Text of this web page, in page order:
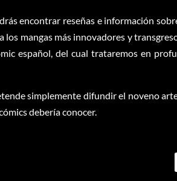
encontrar reseñas e información
mangas más innovadores y
español, del cual trataremos en
simplemente difundir el noveno
debería conocer.